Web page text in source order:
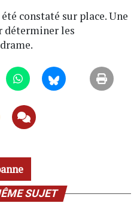
constaté sur place. Une
déterminer les
SUJET